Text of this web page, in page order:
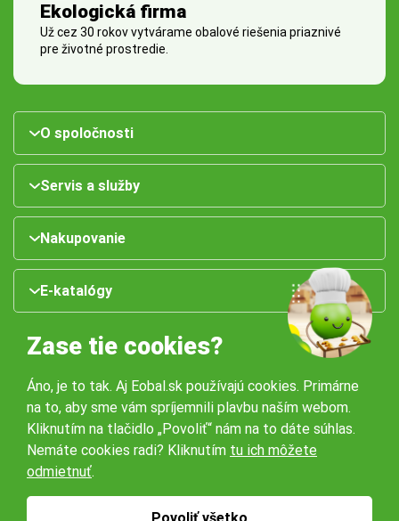
Ekologická firma
Už cez 30 rokov vytvárame obalové riešenia priaznivé
pre životné prostredie.
O spoločnosti
Servis a služby
Nakupovanie
E-katalógy
Naše pobočky:
Obchodné podmienky
Zase tie cookies?
Áno, je to tak. Aj Eobal.sk používajú cookies. Primárne
na to, aby sme vám spríjemnili plavbu naším webom.
Kliknutím na tlačidlo „Povoliť“ nám na to dáte súhlas.
Nemáte cookies radi? Kliknutím tu ich môžete
odmietnuť.